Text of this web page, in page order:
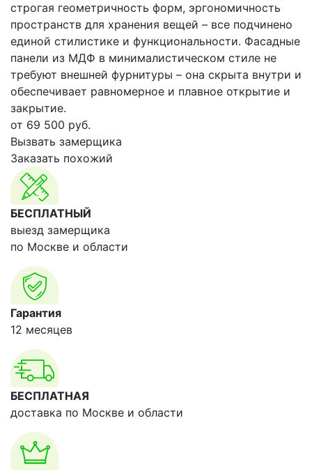
строгая геометричность форм, эргономичность
пространств для хранения вещей – все подчинено
единой стилистике и функциональности. Фасадные
панели из МДФ в минималистическом стиле не
требуют внешней фурнитуры – она скрыта внутри и
обеспечивает равномерное и плавное открытие и
закрытие.
от 69 500 руб.
Вызвать замерщика
Заказать похожий
БЕСПЛАТНЫЙ
выезд замерщика
по Москве и области
Гарантия
12 месяцев
БЕСПЛАТНАЯ
доставка по Москве и области